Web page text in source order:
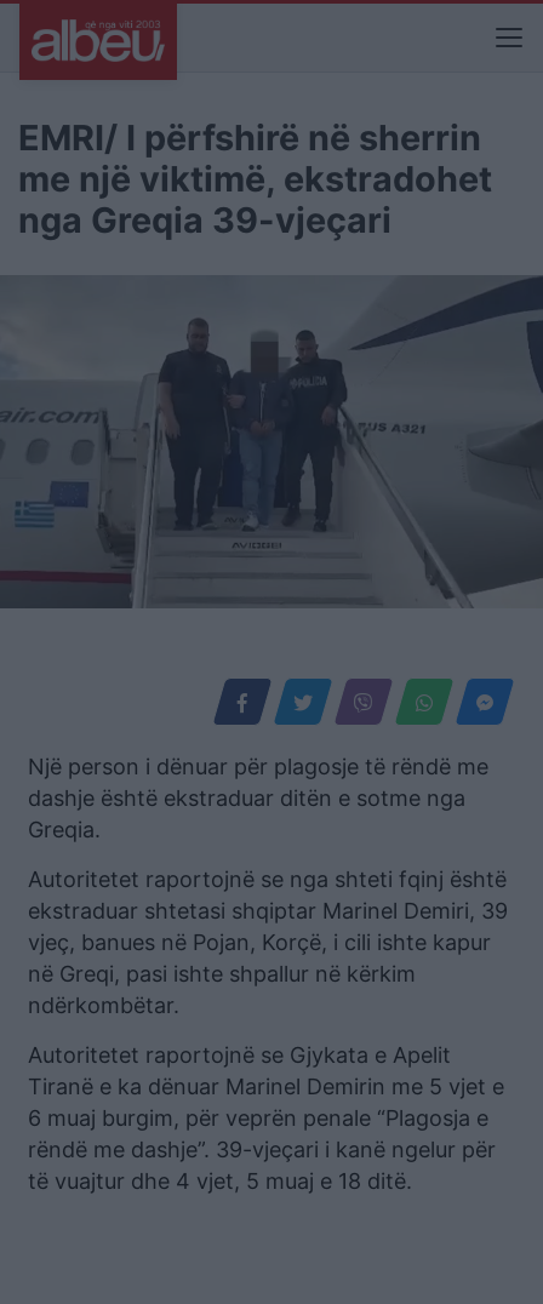
EMRI/ I përfshirë në sherrin
me një viktimë, ekstradohet
nga Greqia 39-vjeçari
Një person i dënuar për plagosje të rëndë me
dashje është ekstraduar ditën e sotme nga
Greqia.
Autoritetet raportojnë se nga shteti fqinj është
ekstraduar shtetasi shqiptar Marinel Demiri, 39
vjeç, banues në Pojan, Korçë, i cili ishte kapur
në Greqi, pasi ishte shpallur në kërkim
ndërkombëtar.
Autoritetet raportojnë se Gjykata e Apelit
Tiranë e ka dënuar Marinel Demirin me 5 vjet e
6 muaj burgim, për veprën penale “Plagosja e
rëndë me dashje”. 39-vjeçari i kanë ngelur për
të vuajtur dhe 4 vjet, 5 muaj e 18 ditë.